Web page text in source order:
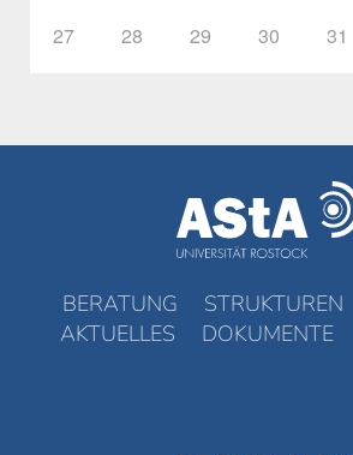
27 28 29 30 31
BERATUNG STRUKTUREN
AKTUELLES
DOKUMENTE